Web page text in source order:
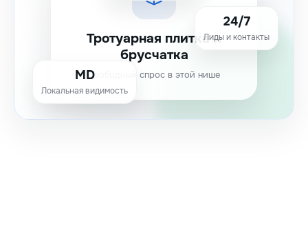
Тротуарная плитка и
брусчатка
Свободный спрос в этой нише
24/7
Лиды и контакты
MD
Локальная видимость